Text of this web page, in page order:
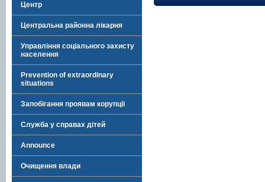
Центр
Центральна районна лікарня
Управління соціального захисту
населення
Prevention of extraordinary
situations
Запобігання проявам корупції
Служба у справах дітей
Announce
Очищення влади